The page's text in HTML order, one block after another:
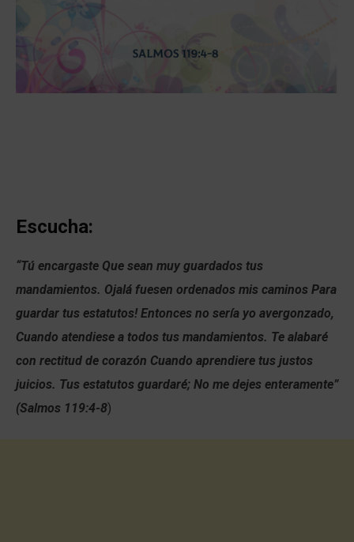
Escucha:
“Tú encargaste Que sean muy guardados tus
mandamientos. Ojalá fuesen ordenados mis caminos Para
guardar tus estatutos! Entonces no sería yo avergonzado,
Cuando atendiese a todos tus mandamientos. Te alabaré
con rectitud de corazón Cuando aprendiere tus justos
juicios. Tus estatutos guardaré; No me dejes enteramente”
(Salmos 119:4-8)